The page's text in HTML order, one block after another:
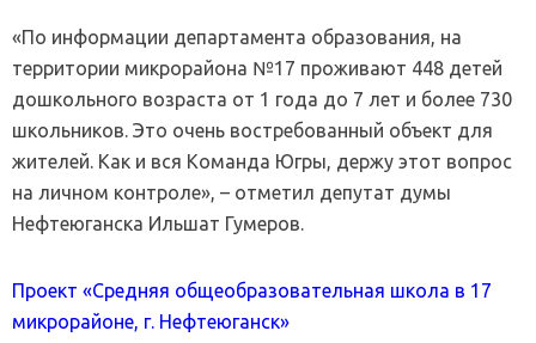
«По информации департамента образования, на
территории микрорайона №17 проживают 448 детей
дошкольного возраста от 1 года до 7 лет и более 730
школьников. Это очень востребованный объект для
жителей. Как и вся Команда Югры, держу этот вопрос
на личном контроле», – отметил депутат думы
Нефтеюганска Ильшат Гумеров.
Проект «Средняя общеобразовательная школа в 17
микрорайоне, г. Нефтеюганск»